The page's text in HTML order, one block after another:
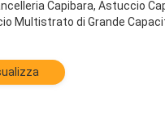
Capibara, Astuccio
Multistrato di Grande